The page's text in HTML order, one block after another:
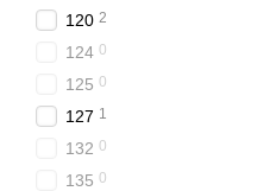
120 2
124 0
125 0
127 1
132 0
135 0